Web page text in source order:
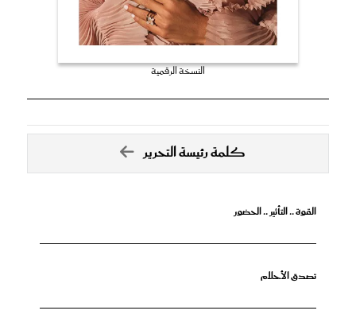
النسخة الرقمية
كلمة رئيسة التحرير
القوة .. التأثير .. الحضور
تصدق الأحلام